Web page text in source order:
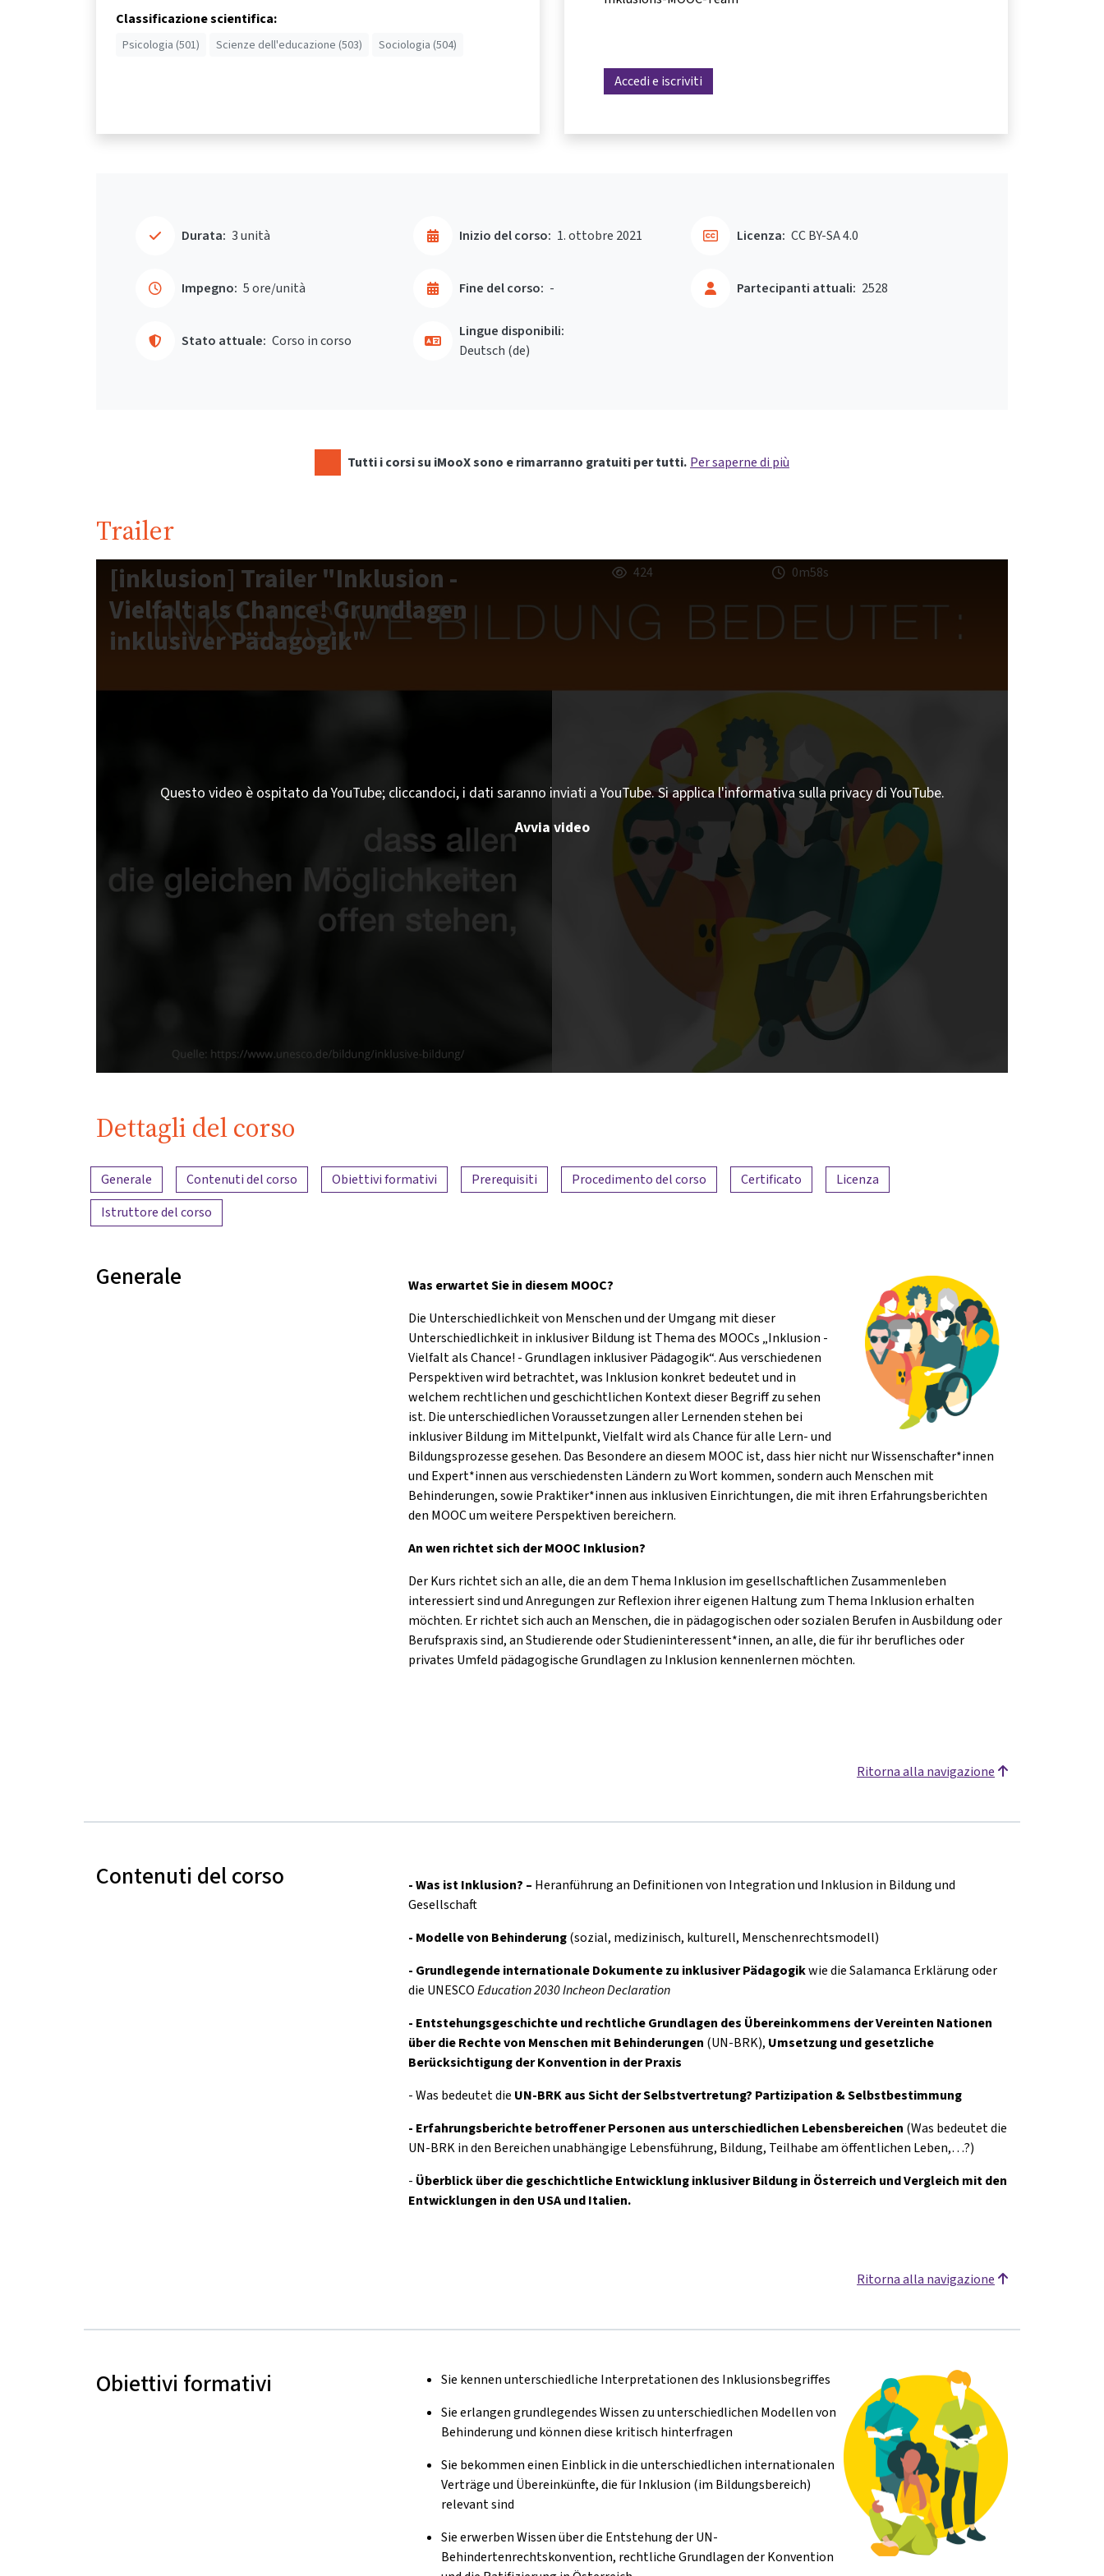
Classificazione scientifica:
Psicologia (501) Scienze dell'educazione (503) Sociologia (504)
Accedi e iscriviti
Durata: 3 unità
Impegno: 5 ore/unità
Inizio del corso: 1. ottobre 2021
Fine del corso: -
Stato attuale: Corso in corso
Partecipanti attuali: 2528
Licenza: CC BY-SA 4.0
Lingue disponibili:
Deutsch ‎(de)‎
Tutti i corsi su iMooX sono e rimarranno gratuiti per tutti. Per saperne di più
Trailer
[inklusion] Trailer "Inklusion -
Vielfalt als Chance! Grundlagen
inklusiver Pädagogik"
424 0m58s
Questo video è ospitato da YouTube; cliccandoci, i dati saranno inviati a YouTube. Si applica l'informativa sulla privacy di YouTube.
Avvia video
Dettagli del corso
Panoramica dei contenuti
Generale Contenuti del corso Obiettivi formativi Prerequisiti Procedimento del corso Certificato
Licenza
Istruttore del corso
Generale
Was erwartet Sie in diesem MOOC?
Die Unterschiedlichkeit von Menschen und der Umgang mit dieser
Unterschiedlichkeit in inklusiver Bildung ist Thema des MOOCs „Inklusion -
Vielfalt als Chance! - Grundlagen inklusiver Pädagogik“. Aus verschiedenen
Perspektiven wird betrachtet, was Inklusion konkret bedeutet und in
welchem rechtlichen und geschichtlichen Kontext dieser Begriff zu sehen
ist. Die unterschiedlichen Voraussetzungen aller Lernenden stehen bei
inklusiver Bildung im Mittelpunkt, Vielfalt wird als Chance für alle Lern- und
Bildungsprozesse gesehen. Das Besondere an diesem MOOC ist, dass hier nicht nur Wissenschafter*innen
und Expert*innen aus verschiedensten Ländern zu Wort kommen, sondern auch Menschen mit
Behinderungen, sowie Praktiker*innen aus inklusiven Einrichtungen, die mit ihren Erfahrungsberichten
den MOOC um weitere Perspektiven bereichern.
An wen richtet sich der MOOC Inklusion?
Der Kurs richtet sich an alle, die an dem Thema Inklusion im gesellschaftlichen Zusammenleben
interessiert sind und Anregungen zur Reflexion ihrer eigenen Haltung zum Thema Inklusion erhalten
möchten. Er richtet sich auch an Menschen, die in pädagogischen oder sozialen Berufen in Ausbildung oder
Berufspraxis sind, an Studierende oder Studieninteressent*innen, an alle, die für ihr berufliches oder
privates Umfeld pädagogische Grundlagen zu Inklusion kennenlernen möchten.
Ritorna alla navigazione
Contenuti del corso - Was ist Inklusion? – Heranführung an Definitionen von Integration und Inklusion in Bildung und
Gesellschaft
- Modelle von Behinderung(sozial, medizinisch, kulturell, Menschenrechtsmodell)
- Grundlegende internationale Dokumente zu inklusiver Pädagogikwie die Salamanca Erklärung oder
die UNESCOEducation 2030 Incheon Declaration
- Entstehungsgeschichte und rechtliche Grundlagen des Übereinkommens der Vereinten Nationen
über die Rechte von Menschen mit Behinderungen (UN-BRK), Umsetzung und gesetzliche
Berücksichtigung der Konvention in der Praxis
- Was bedeutet die UN-BRK aus Sicht der Selbstvertretung? Partizipation & Selbstbestimmung
- Erfahrungsberichte betroffener Personen aus unterschiedlichen Lebensbereichen (Was bedeutet die
UN-BRK in den Bereichen unabhängige Lebensführung, Bildung, Teilhabe am öffentlichen Leben,…?)
- Überblick über die geschichtliche Entwicklung inklusiver Bildung in Österreich und Vergleich mit den
Entwicklungen in den USA und Italien.
Ritorna alla navigazione
Obiettivi formativi
Sie kennen unterschiedliche Interpretationen des Inklusionsbegriffes
Sie erlangen grundlegendes Wissen zu unterschiedlichen Modellen von
Behinderung und können diese kritisch hinterfragen
Sie bekommen einen Einblick in die unterschiedlichen internationalen
Verträge und Übereinkünfte, die für Inklusion (im Bildungsbereich)
relevant sind
Sie erwerben Wissen über die Entstehung der UN-
Behindertenrechtskonvention, rechtliche Grundlagen der Konvention